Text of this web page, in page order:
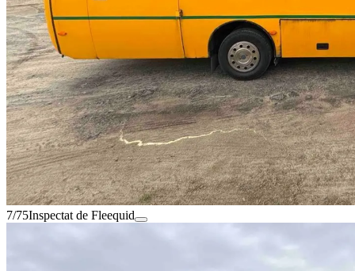
7/75Inspectat de Fleequid